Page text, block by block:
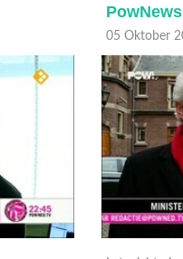
PowNews
05 Oktober